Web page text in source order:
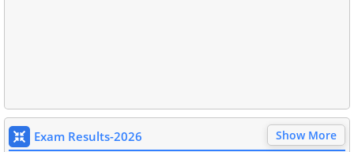
Exam Results-2026 Show More